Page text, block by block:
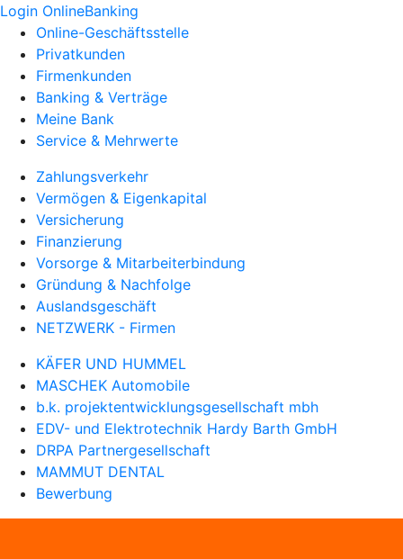
Login OnlineBanking
Online-Geschäftsstelle
Privatkunden
Firmenkunden
Banking & Verträge
Meine Bank
Service & Mehrwerte
Zahlungsverkehr
Vermögen & Eigenkapital
Versicherung
Finanzierung
Vorsorge & Mitarbeiterbindung
Gründung & Nachfolge
Auslandsgeschäft
NETZWERK - Firmen
KÄFER UND HUMMEL
MASCHEK Automobile
b.k. projektentwicklungsgesellschaft mbh
EDV- und Elektrotechnik Hardy Barth GmbH
DRPA Partnergesellschaft
MAMMUT DENTAL
Bewerbung